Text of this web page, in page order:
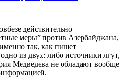
действительно
меры” против Азербайджана,
так, как пишет
из двух: либо источники лгут,
Медведева не обладают вообще